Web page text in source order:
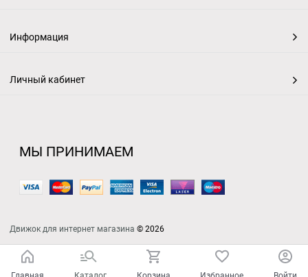
Информация
Личный кабинет
МЫ ПРИНИМАЕМ
Движок для интернет магазина © 2026